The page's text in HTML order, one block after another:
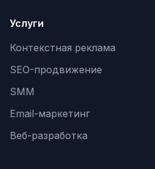
Услуги
Контекстная реклама
SEO-продвижение
SMM
Email-маркетинг
Веб-разработка